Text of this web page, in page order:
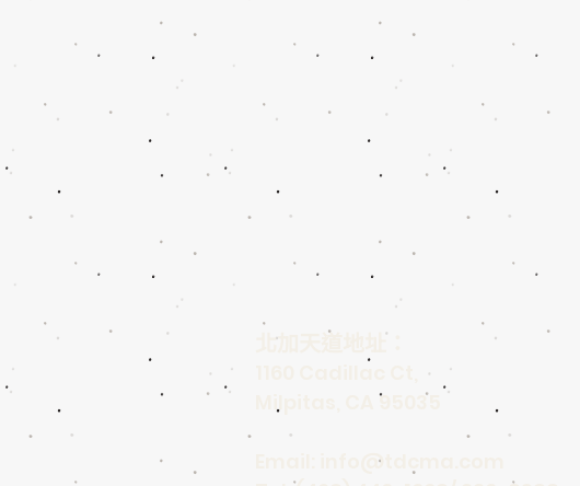
北加天道地址：
Milpitas, CA 95035
info@tdcma.com